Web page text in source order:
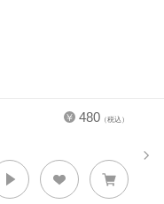
480 （税込）